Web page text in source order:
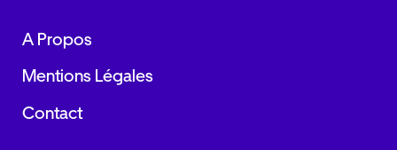
A Propos
Mentions Légales
Contact